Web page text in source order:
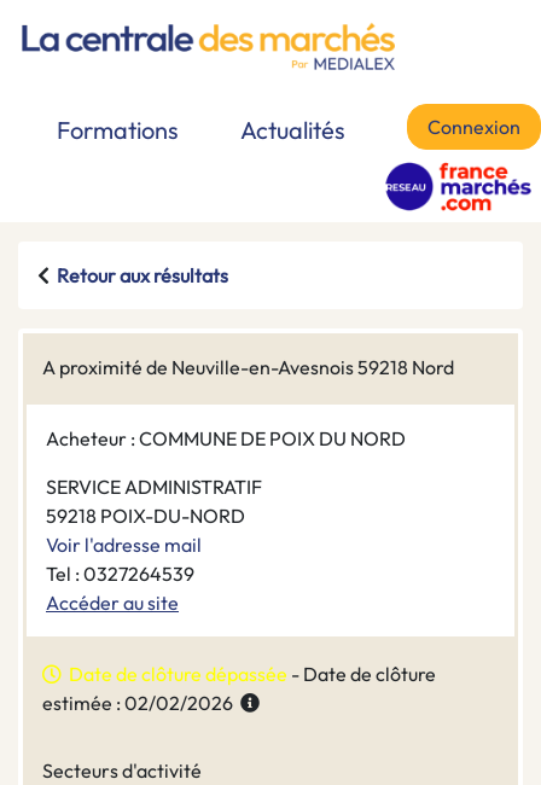
Formations Actualités Connexion
Retour aux résultats
A proximité de Neuville-en-Avesnois 59218 Nord
Acheteur : COMMUNE DE POIX DU NORD
SERVICE ADMINISTRATIF
59218 POIX-DU-NORD
Voir l'adresse mail
Tel : 0327264539
Accéder au site
Date de clôture dépassée - Date de clôture
estimée : 02/02/2026
Secteurs d'activité